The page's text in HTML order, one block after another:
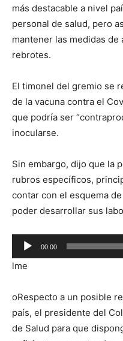
más destacable a nivel
personal de salud, pero
mantener las medidas
rebrotes.
El timonel del gremio se
de la vacuna contra el
que podría ser
inocularse.
Sin embargo, dijo que la
rubros específicos,
contar con el esquema
poder desarrollar sus
Reproductor
de
audio
00:00
lme
oRespecto a un posible
país, el presidente del
de Salud para que